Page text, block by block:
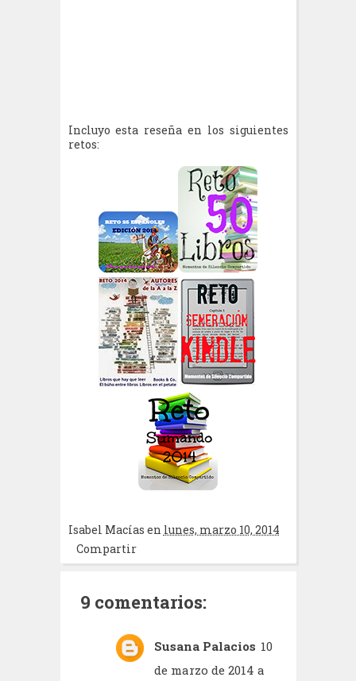
Incluyo esta reseña en los siguientes
retos:
Isabel Macías en lunes, marzo 10, 2014
Compartir
9 comentarios:
Susana Palacios 10
de marzo de 2014 a